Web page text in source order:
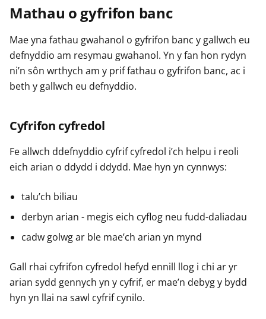
r
g
f
e
r
g
y
r
r
g
f
r
Mathau o gyfrifon banc
Mae yna fathau gwahanol o gyfrifon banc y gallwch eu
defnyddio am resymau gwahanol. Yn y fan hon rydyn
ni’n sôn wrthych am y prif fathau o gyfrifon banc, ac i
beth y gallwch eu defnyddio.
Cyfrifon cyfredol
Fe allwch ddefnyddio cyfrif cyfredol i’ch helpu i reoli
eich arian o ddydd i ddydd. Mae hyn yn cynnwys:
talu’ch biliau
derbyn arian - megis eich cyflog neu fudd-daliadau
cadw golwg ar ble mae’ch arian yn mynd
Gall rhai cyfrifon cyfredol hefyd ennill llog i chi ar yr
arian sydd gennych yn y cyfrif, er mae’n debyg y bydd
hyn yn llai na sawl cyfrif cynilo.